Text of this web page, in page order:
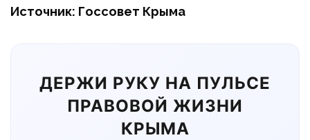
Источник: Госсовет Крыма
ДЕРЖИ РУКУ НА ПУЛЬСЕ
ПРАВОВОЙ ЖИЗНИ
КРЫМА